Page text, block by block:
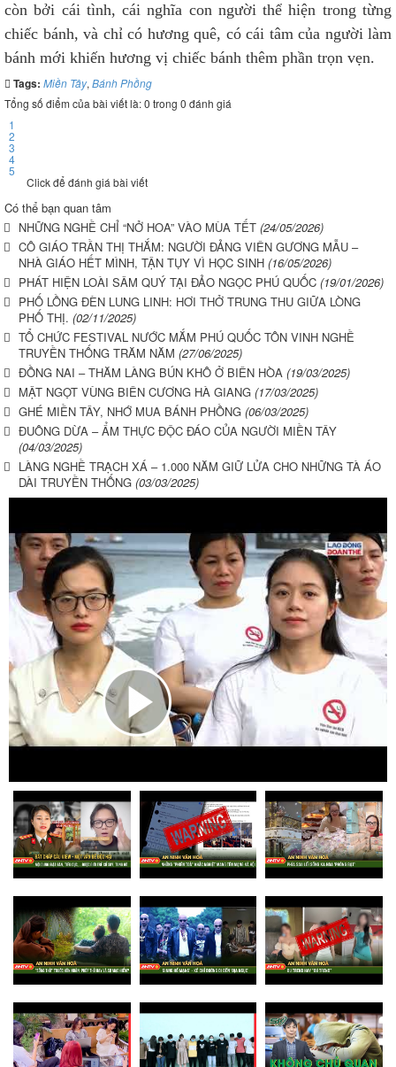
còn bởi cái tình, cái nghĩa con người thể hiện trong từng
chiếc bánh, và chỉ có hương quê, có cái tâm của người làm
bánh mới khiến hương vị chiếc bánh thêm phần trọn vẹn.
Tags: Miền Tây, Bánh Phồng
Tổng số điểm của bài viết là: 0 trong 0 đánh giá
1
2
3
4
5
Click để đánh giá bài viết
Có thể bạn quan tâm
NHỮNG NGHỀ CHỈ “NỞ HOA” VÀO MÙA TẾT (24/05/2026)
CÔ GIÁO TRẦN THỊ THẮM: NGƯỜI ĐẢNG VIÊN GƯƠNG MẪU –
NHÀ GIÁO HẾT MÌNH, TẬN TỤY VÌ HỌC SINH (16/05/2026)
PHÁT HIỆN LOÀI SÂM QUÝ TẠI ĐẢO NGỌC PHÚ QUỐC (19/01/2026)
PHỐ LỒNG ĐÈN LUNG LINH: HƠI THỞ TRUNG THU GIỮA LÒNG
PHỐ THỊ. (02/11/2025)
TỔ CHỨC FESTIVAL NƯỚC MẮM PHÚ QUỐC TÔN VINH NGHỀ
TRUYỀN THỐNG TRĂM NĂM (27/06/2025)
ĐỒNG NAI – THĂM LÀNG BÚN KHÔ Ở BIÊN HÒA (19/03/2025)
MẬT NGỌT VÙNG BIÊN CƯƠNG HÀ GIANG (17/03/2025)
GHÉ MIỀN TÂY, NHỚ MUA BÁNH PHỒNG (06/03/2025)
ĐUÔNG DỪA – ẨM THỰC ĐỘC ĐÁO CỦA NGƯỜI MIỀN TÂY
(04/03/2025)
LÀNG NGHỀ TRẠCH XÁ – 1.000 NĂM GIỮ LỬA CHO NHỮNG TÀ ÁO
DÀI TRUYỀN THỐNG (03/03/2025)